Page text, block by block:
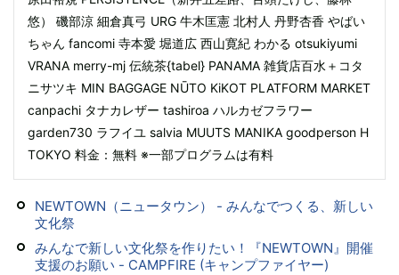
悠） 磯部涼 細倉真弓 URG 牛木匡憲 北村人 丹野杏香 やばい
ちゃん fancomi 寺本愛 堀道広 西山寛紀 わかる otsukiyumi
VRANA merry-mj 伝統茶{tabel} PANAMA 雑貨店百水＋コタ
ニサツキ MIN BAGGAGE NŪTO KiKOT PLATFORM MARKET
canpachi タナカレザー tashiroa ハルカゼフラワー
garden730 ラフイユ salvia MUUTS MANIKA goodperson H
TOKYO 料金：無料 ※一部プログラムは有料
NEWTOWN（ニュータウン） - みんなでつくる、新しい
文化祭
みんなで新しい文化祭を作りたい！『NEWTOWN』開催
支援のお願い - CAMPFIRE (キャンプファイヤー)